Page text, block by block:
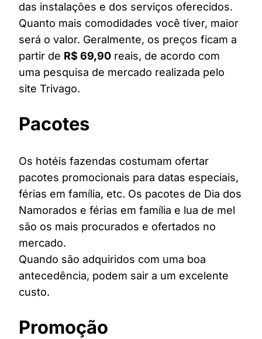
das instalações e dos serviços oferecidos.
Quanto mais comodidades você tiver, maior
será o valor. Geralmente, os preços ficam a
partir de R$ 69,90 reais, de acordo com
uma pesquisa de mercado realizada pelo
site Trivago.
Pacotes
Os hotéis fazendas costumam ofertar
pacotes promocionais para datas especiais,
férias em família, etc. Os pacotes de Dia dos
Namorados e férias em família e lua de mel
são os mais procurados e ofertados no
mercado.
Quando são adquiridos com uma boa
antecedência, podem sair a um excelente
custo.
Promoção